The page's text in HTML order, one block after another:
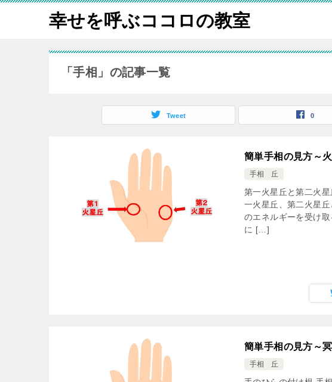
幸せを呼ぶココロの教室
「手相」の記事一覧
Tweet 0
簡単手相の見方～
手相 丘
第一火星丘と第二火
一火星丘、第二火星
のエネルギーを受け
に […]
簡単手相の見方～
手相 丘